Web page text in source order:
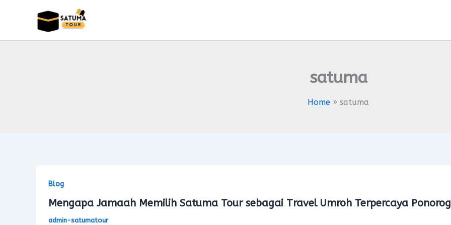
satuma
Home satuma
Blog
Mengapa Jamaah Memilih Satuma Tour sebagai Travel Umroh Terpercaya
admin-satumatour